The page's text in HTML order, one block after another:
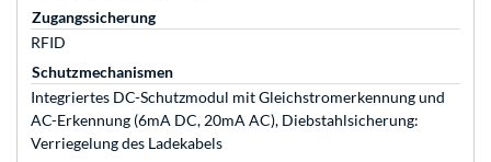
Zugangssicherung
RFID
Schutzmechanismen
Integriertes DC-Schutzmodul mit Gleichstromerkennung und
AC-Erkennung (6mA DC, 20mA AC), Diebstahlsicherung:
Verriegelung des Ladekabels